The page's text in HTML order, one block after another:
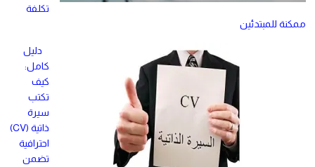
تكلفة
ممكنة للمبتدئين
دليل
كامل:
كيف
تكتب
سيرة
ذاتية (CV)
احترافية
تضمن